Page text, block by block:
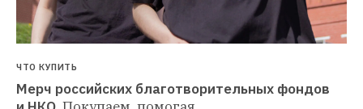
ЧТО КУПИТЬ
Мерч российских благотворительных фондов